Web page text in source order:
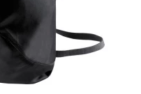
TEHNOLOGIJA
USB
TEHNOLOGIJA
TEKSTIL
KOŠULJE
TEKSTIL